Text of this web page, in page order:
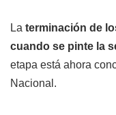
La terminación de
cuando se pinte la
etapa está ahora
Nacional.